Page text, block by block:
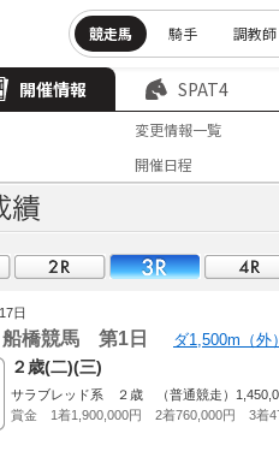
競走馬 騎手 調教師
開催情報 SPAT4
変更情報一覧
開催日程
日
橋競馬 第1日 ダ1,500m（外
２歳(二)(三)
サラブレッド系 ２歳 （普通競走）
賞金 1着1,900,000円 2着760,000円 3着